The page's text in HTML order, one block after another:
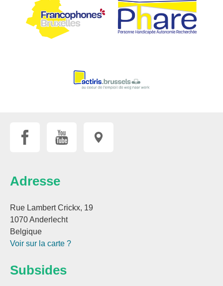
Adresse
Rue Lambert Crickx, 19
1070 Anderlecht
Belgique
Voir sur la carte ?
Subsides